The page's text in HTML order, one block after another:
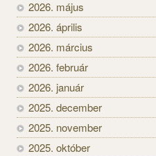
2026. május
2026. április
2026. március
2026. február
2026. január
2025. december
2025. november
2025. október